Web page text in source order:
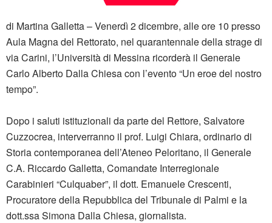
di Martina Galletta – Venerdì 2 dicembre, alle ore 10 presso
Aula Magna del Rettorato, nel quarantennale della strage di
via Carini, l’Università di Messina ricorderà il Generale
Carlo Alberto Dalla Chiesa con l’evento “Un eroe del nostro
tempo”.
Dopo i saluti istituzionali da parte del Rettore, Salvatore
Cuzzocrea, interverranno il prof. Luigi Chiara, ordinario di
Storia contemporanea dell’Ateneo Peloritano, il Generale
C.A. Riccardo Galletta, Comandate Interregionale
Carabinieri “Culquaber”, il dott. Emanuele Crescenti,
Procuratore della Repubblica del Tribunale di Palmi e la
dott.ssa Simona Dalla Chiesa, giornalista.